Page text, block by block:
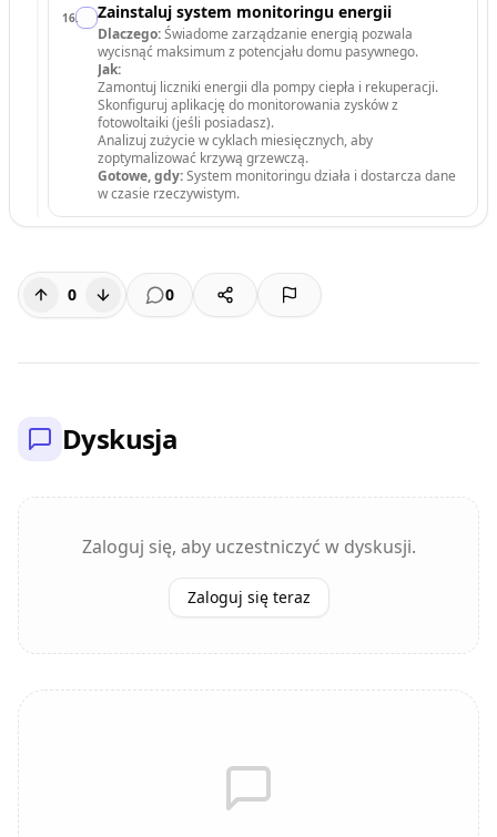
16. Zainstaluj system monitoringu energii
Dlaczego:Świadome zarządzanie energią pozwala
wycisnąć maksimum z potencjału domu pasywnego.
Jak:
Zamontuj liczniki energii dla pompy ciepła i rekuperacji.
Skonfiguruj aplikację do monitorowania zysków z
fotowoltaiki (jeśli posiadasz).
Analizuj zużycie w cyklach miesięcznych, aby
zoptymalizować krzywą grzewczą.
Gotowe, gdy:System monitoringu działa i dostarcza dane
w czasie rzeczywistym.
0 0
Dyskusja
Zaloguj się, aby uczestniczyć w dyskusji.
Zaloguj się teraz